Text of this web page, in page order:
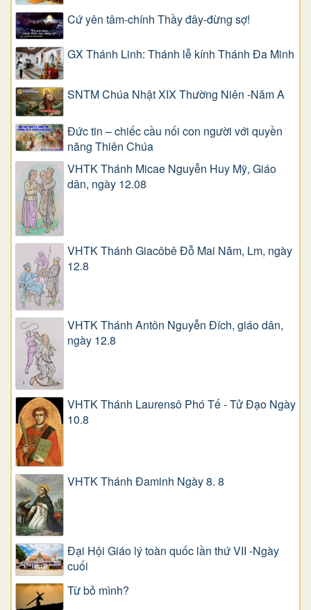
Cứ yên tâm-chính Thầy đây-đừng sợ!
GX Thánh Linh: Thánh lễ kính Thánh Đa Minh
SNTM Chúa Nhật XIX Thường Niên -Năm A
Đức tin – chiếc cầu nối con người với quyền
năng Thiên Chúa
VHTK Thánh Micae Nguyễn Huy Mỹ, Giáo
dân, ngày 12.08
VHTK Thánh Giacôbê Ðỗ Mai Năm, Lm, ngày
12.8
VHTK Thánh Antôn Nguyễn Ðích, giáo dân,
ngày 12.8
VHTK Thánh Laurensô Phó Tế - Tử Đạo Ngày
10.8
VHTK Thánh Đaminh Ngày 8. 8
Đại Hội Giáo lý toàn quốc lần thứ VII -Ngày
cuối
Từ bỏ mình?